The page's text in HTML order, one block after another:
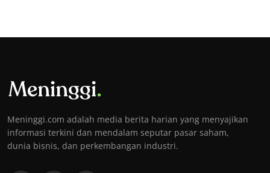
Meninggi.com adalah media berita harian yang menyajikan
informasi terkini dan mendalam seputar pasar saham,
dunia bisnis, dan perkembangan industri.